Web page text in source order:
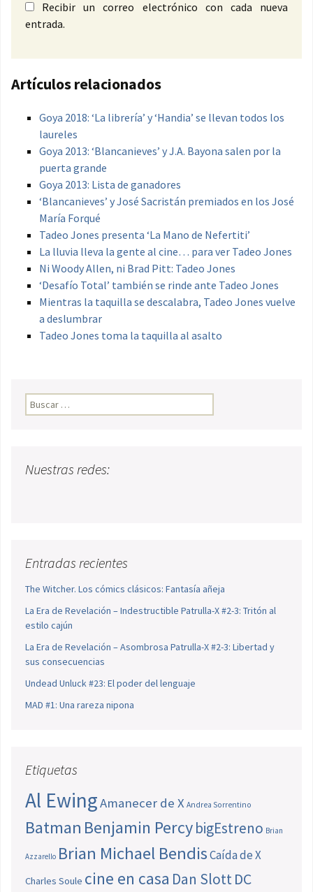
Recibir un correo electrónico con cada nueva
entrada.
Artículos relacionados
Goya 2018: ‘La librería’ y ‘Handia’ se llevan todos los
laureles
Goya 2013: ‘Blancanieves’ y J.A. Bayona salen por la
puerta grande
Goya 2013: Lista de ganadores
‘Blancanieves’ y José Sacristán premiados en los José
María Forqué
Tadeo Jones presenta ‘La Mano de Nefertiti’
La lluvia lleva la gente al cine… para ver Tadeo Jones
Ni Woody Allen, ni Brad Pitt: Tadeo Jones
‘Desafío Total’ también se rinde ante Tadeo Jones
Mientras la taquilla se descalabra, Tadeo Jones vuelve
a deslumbrar
Tadeo Jones toma la taquilla al asalto
Buscar:
Nuestras redes:
Entradas recientes
The Witcher. Los cómics clásicos: Fantasía añeja
La Era de Revelación – Indestructible Patrulla-X #2-3: Tritón al
estilo cajún
La Era de Revelación – Asombrosa Patrulla-X #2-3: Libertad y
sus consecuencias
Undead Unluck #23: El poder del lenguaje
MAD #1: Una rareza nipona
Etiquetas
Al EwingAmanecer de X Andrea Sorrentino
Batman Benjamin PercybigEstreno Brian
Azzarello Brian Michael BendisCaída de X
Charles Soule cine en casa Dan SlottDC